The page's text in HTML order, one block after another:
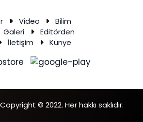
Video
Bilim
Galeri
Editörden
İletişim Künye
Copyright © 2022. Her hakkı saklıdır.